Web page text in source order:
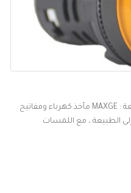
لمبة إشارة ليد ماكسجي الشركة المصنعة : MAXGE مأخذ كهرباء ومفاتيح
إلى الطبيعة ، مع اللمسات